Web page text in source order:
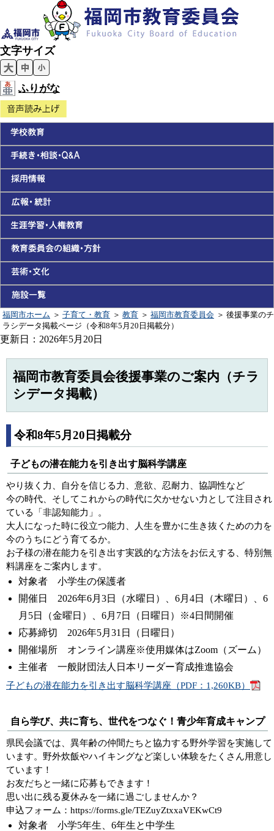
文字サイズ
ふりがな
福岡市ホーム ＞ 子育て・教育 ＞ 教育 ＞ 福岡市教育委員会 ＞ 後援事業のチ
ラシデータ掲載ページ（令和8年5月20日掲載分）
更新日：2026年5月20日
福岡市教育委員会後援事業のご案内（チラ
シデータ掲載）
令和8年5月20日掲載分
子どもの潜在能力を引き出す脳科学講座
やり抜く力、自分を信じる力、意欲、忍耐力、協調性など
今の時代、そしてこれからの時代に欠かせない力として注目され
ている「非認知能力」。
大人になった時に役立つ能力、人生を豊かに生き抜くための力を
今のうちにどう育てるか。
お子様の潜在能力を引き出す実践的な方法をお伝えする、特別無
料講座をご案内します。
対象者 小学生の保護者
開催日 2026年6月3日（水曜日）、6月4日（木曜日）、6
月5日（金曜日）、6月7日（日曜日）※4日間開催
応募締切 2026年5月31日（日曜日）
開催場所 オンライン講座※使用媒体はZoom（ズーム）
主催者 一般財団法人日本リーダー育成推進協会
子どもの潜在能力を引き出す脳科学講座（PDF：1,260KB）
自ら学び、共に育ち、世代をつなぐ！青少年育成キャンプ
県民会議では、異年齢の仲間たちと協力する野外学習を実施して
います。野外炊飯やハイキングなど楽しい体験をたくさん用意し
ています！
お友だちと一緒に応募もできます！
思い出に残る夏休みを一緒に過ごしませんか？
申込フォーム：https://forms.gle/TEZuyZtxxaVEKwCt9
対象者 小学5年生、6年生と中学生